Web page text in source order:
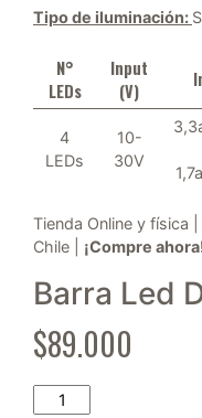
Tipo de iluminación:
N°
LEDs
Input
(V)
4
LEDs
10-
30V
Tienda Online y física |
Chile | ¡Compre
Barra Led
$89.000
Barra Led Doble